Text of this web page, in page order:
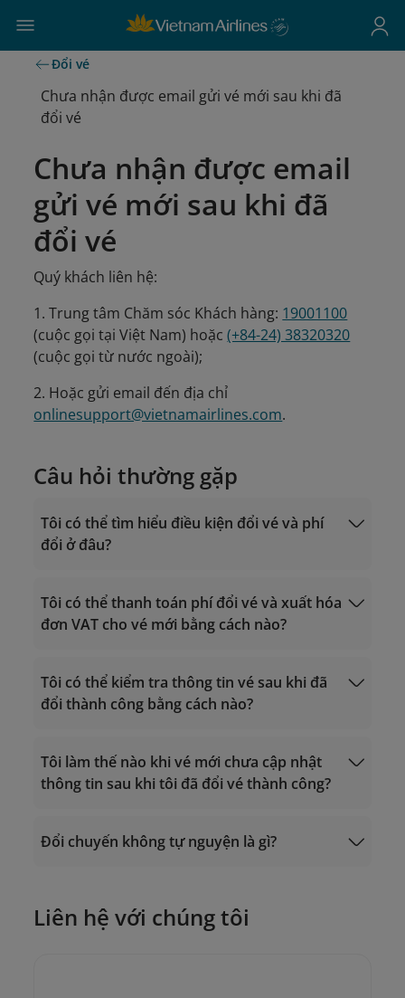
Đổi vé
Chưa nhận được email gửi vé mới sau khi đã
đổi vé
Chưa nhận được email
gửi vé mới sau khi đã
đổi vé
Quý khách liên hệ:
1. Trung tâm Chăm sóc Khách hàng: 19001100
(cuộc gọi tại Việt Nam) hoặc(+84-24) 38320320
(cuộc gọi từ nước ngoài);
2. Hoặc gửi email đến địa chỉ
onlinesupport@vietnamairlines.com.
Câu hỏi thường gặp
Tôi có thể tìm hiểu điều kiện đổi vé và phí
đổi ở đâu?
Điều kiện giá vé
Tôi có thể thanh toán phí đổi vé và xuất hóa
đơn VAT cho vé mới bằng cách nào?
Airlines
Truy cập mục "Quản lý đặt chỗ " - "Hỗ trợ
sau bán" - "Thay đổi chuyến bay" trên
"Các dịch vụ bổ trợ" - "Đổi vé tự động" trên
Tôi có thể kiểm tra thông tin vé sau khi đã
đổi thành công bằng cách nào?
Quản lý đặt chỗ
Tôi làm thế nào khi vé mới chưa cập nhật
thông tin sau khi tôi đã đổi vé thành công?
Đổi chuyến không tự nguyện là gì?
Liên hệ với chúng tôi